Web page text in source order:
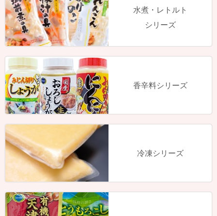
水煮・レトルト
シリーズ
香辛料シリーズ
冷凍シリーズ